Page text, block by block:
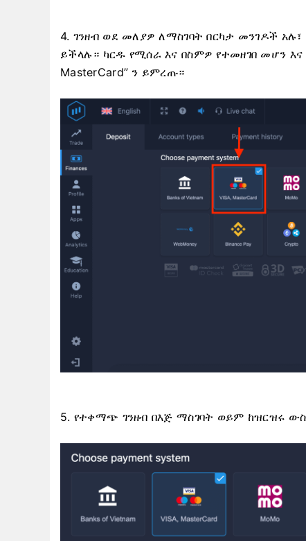
4. ገንዘብ ወደ መለያዎ ለማስገባት በርካታ መንገዶች
ይችላሉ። ካርዱ የሚሰራ እና በስምዎ የተመዘገበ መሆን
MasterCard” ን ይምረጡ።
5. የተቀማጭ ገንዘብ በእጅ ማስገባት ወይም ከዝርዝሩ